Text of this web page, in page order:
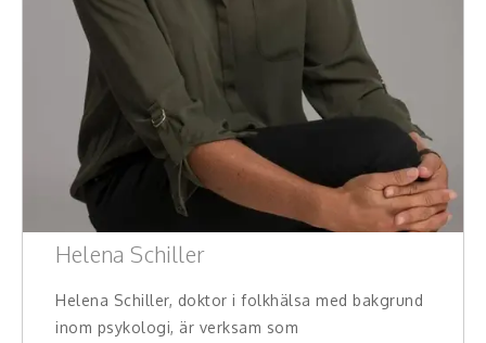
Helena Schiller
Helena Schiller, doktor i folkhälsa med bakgrund
inom psykologi, är verksam som